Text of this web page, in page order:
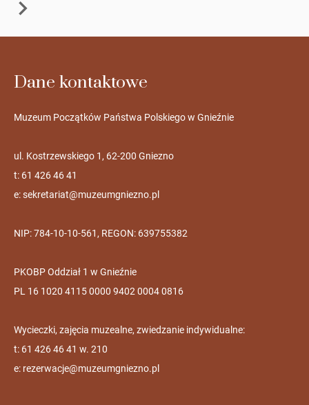
Dane kontaktowe
Muzeum Początków Państwa Polskiego w Gnieźnie
ul. Kostrzewskiego 1, 62-200 Gniezno
t: 61 426 46 41
e:sekretariat@muzeumgniezno.pl
NIP: 784-10-10-561, REGON: 639755382
PKOBP Oddział 1 w Gnieźnie
PL 16 1020 4115 0000 9402 0004 0816
Wycieczki, zajęcia muzealne, zwiedzanie indywidualne:
t: 61 426 46 41 w. 210
e: rezerwacje@muzeumgniezno.pl